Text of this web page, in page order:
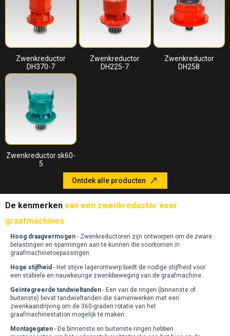
Zwenkreductor
DH370-7
Zwenkreductor
DH225-7
Zwenkreductor
DH258
Zwenkreductor sk60-
5
Ontdek alle producten
De kenmerken van een zwenkreductor voor
graafmachines
Hoog draagvermogen - Zwenkreductoren zijn ontworpen om de zware
belastingen en spanningen aan te kunnen die voorkomen in
graafmachinetoepassingen.
Hoge stijfheid - Het stijve lagerontwerp biedt de nodige stijfheid voor
een stabiele en nauwkeurige zwenkbeweging van de graafmachine.
Geïntegreerde tandwieltanden - Een van de ringen (binnenste of
buitenste) bevat tandwieltanden die samenwerken met een
zwenkaandrijving om de 360-graden rotatie van het
graafmachinestation mogelijk te maken..
Montagegaten - De binnenste en buitenste ringen hebben